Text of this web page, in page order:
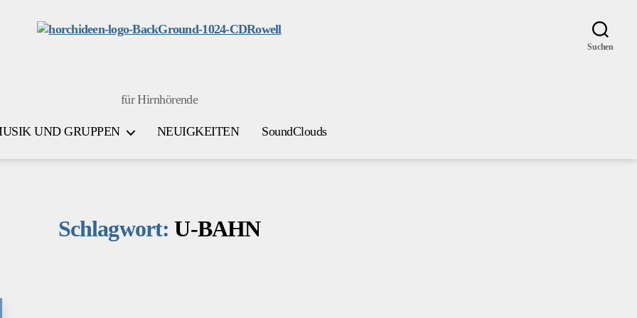
HORICHIDEENfür Hirnhörende
UND GRUPPEN NEUIGKEITEN SoundClouds
Suchen
Schlagwort: U-BAHN